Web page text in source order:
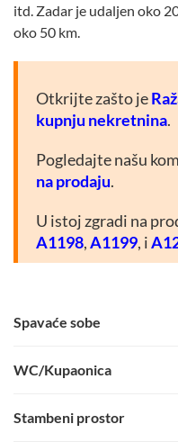
itd. Zadar je udaljen oko
oko 50 km.
Otkrijte zašto je
kupnju nekretnina.
Pogledajte našu
na prodaju.
U istoj zgradi na
A1198,A1199, i
Spavaće sobe
WC/Kupaonica
Stambeni prostor